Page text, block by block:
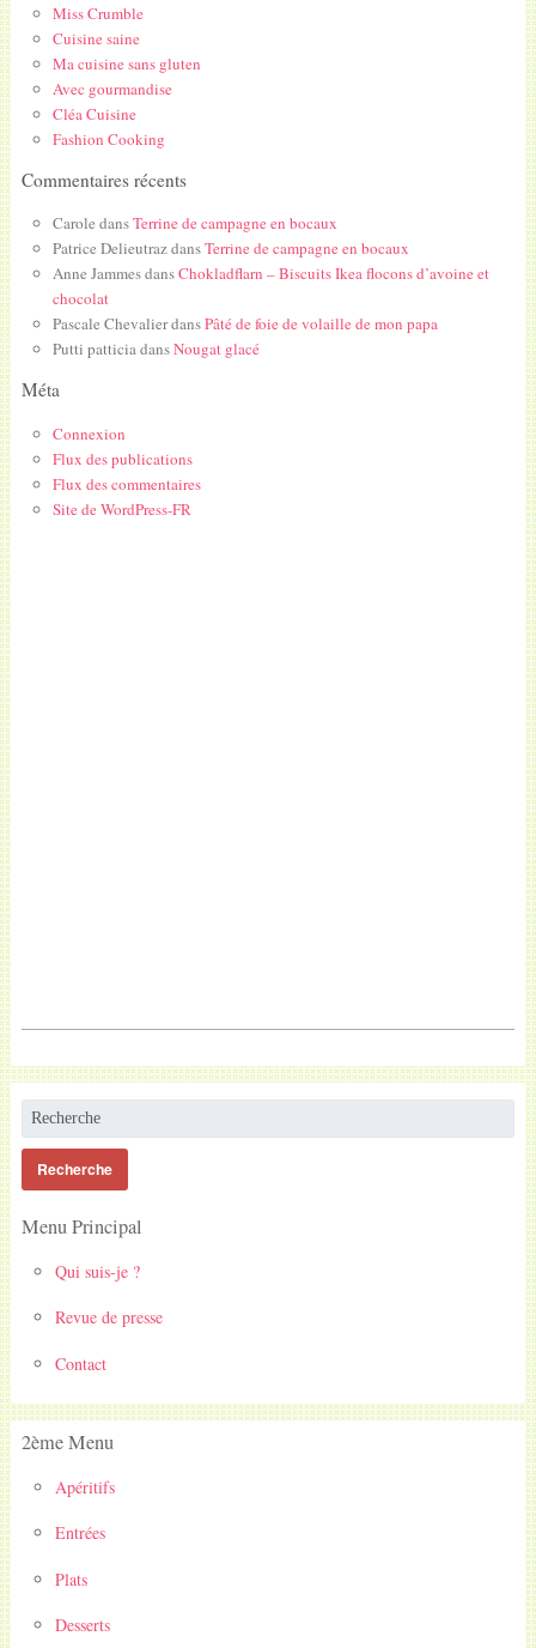
Miss Crumble
Cuisine saine
Ma cuisine sans gluten
Avec gourmandise
Cléa Cuisine
Fashion Cooking
Commentaires récents
Carole dansTerrine de campagne en bocaux
Patrice DelieutrazdansTerrine de campagne en bocaux
Anne JammesdansChokladflarn – Biscuits Ikea flocons d’avoine et
chocolat
Pascale ChevalierdansPâté de foie de volaille de mon papa
Putti patticiadansNougat glacé
Méta
Connexion
Flux des publications
Flux des commentaires
Site de WordPress-FR
Menu Principal
Qui suis-je ?
Revue de presse
Contact
2ème Menu
Apéritifs
Entrées
Plats
Desserts